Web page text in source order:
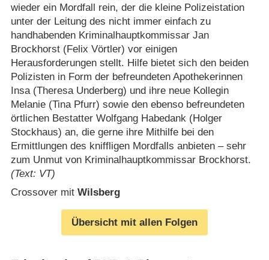
wieder ein Mordfall rein, der die kleine Polizeistation
unter der Leitung des nicht immer einfach zu
handhabenden Kriminalhauptkommissar Jan
Brockhorst (Felix Vörtler) vor einigen
Herausforderungen stellt. Hilfe bietet sich den beiden
Polizisten in Form der befreundeten Apothekerinnen
Insa (Theresa Underberg) und ihre neue Kollegin
Melanie (Tina Pfurr) sowie den ebenso befreundeten
örtlichen Bestatter Wolfgang Habedank (Holger
Stockhaus) an, die gerne ihre Mithilfe bei den
Ermittlungen des kniffligen Mordfalls anbieten – sehr
zum Unmut von Kriminalhauptkommissar Brockhorst.
(Text: VT)
Crossover mit Wilsberg
Übersicht mit allen Folgen